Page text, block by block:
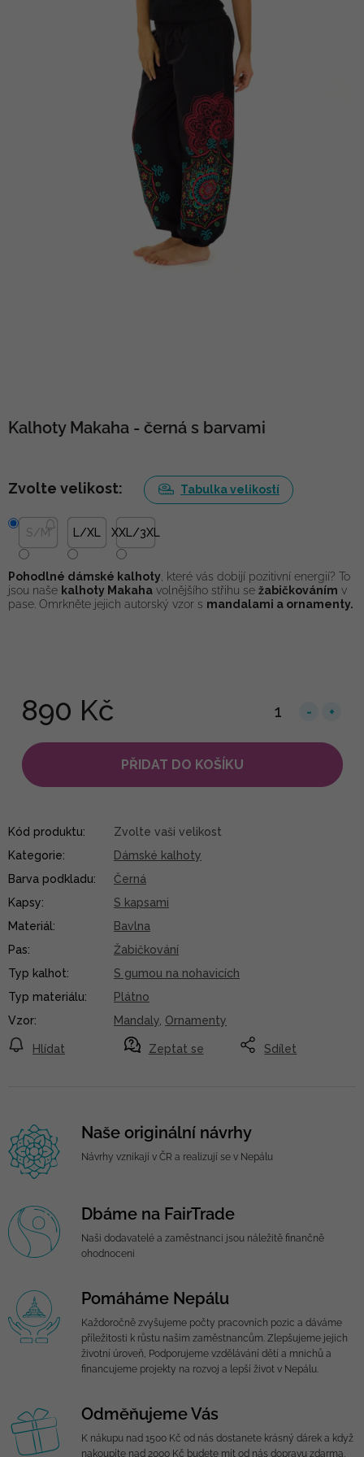
Kalhoty Makaha - černá s barvami
890 Kč
PŘIDAT DO KOŠÍKU
Zvolte velikost: Tabulka velikostí
S/M L/XL XXL/3XL
Pohodlné dámské kalhoty , které vás dobijí pozitivní energií? To
jsou naše kalhoty Makaha volnějšího střihu se žabičkováním v
pase. Omrkněte jejich autorský vzor s mandalami a ornamenty.
Zeptat se
Hlídat Sdílet
Kód produktu:
Zvolte vaši velikost
Kategorie:
Dámské kalhoty
Barva podkladu:
Černá
Kapsy:
S kapsami
Materiál:
Bavlna
Pas:
Žabičkování
Typ kalhot:
S gumou na nohavicích
Typ materiálu:
Plátno
Vzor: Mandaly Ornamenty
Naše originální návrhy
Návrhy vznikají v ČR a realizují se v Nepálu
Dbáme na FairTrade
Naši dodavatelé a zaměstnanci jsou náležitě finančně
ohodnoceni
Pomáháme Nepálu
Každoročně zvyšujeme počty pracovních pozic a dáváme
příležitosti k růstu našim zaměstnancům. Zlepšujeme jejich
životní úroveň, Podporujeme vzdělávání dětí a mnichů a
financujeme projekty na rozvoj a lepší život v Nepálu.
Odměňujeme Vás
K nákupu nad 1500 Kč od nás dostanete krásný dárek a když
nakoupíte nad 2000 Kč budete mít od nás dopravu zdarma.